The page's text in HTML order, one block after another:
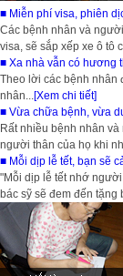
■ Miễn phí visa, phiên
Các bệnh nhân và
visa, sẽ sắp xếp xe ô tô
■ Xa nhà vẫn có hương
Theo lời các bệnh nhân
nhân...[Xem chi tiết]
■ Vừa chữa bệnh, vừa
Rất nhiều bệnh nhân
người thân của họ khi
■ Mỗi dịp lễ tết, bạn sẽ
"Mỗi dịp lễ tết nhớ
bác sỹ sẽ đem đến tặng